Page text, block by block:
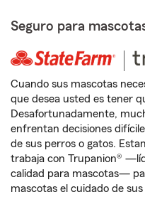
Seguro para
Cuando sus mascotas
que desea usted es tener
Desafortunadamente,
enfrentan decisiones
de sus perros o gatos.
trabaja con Trupanion®
calidad para mascotas—
mascotas el cuidado de